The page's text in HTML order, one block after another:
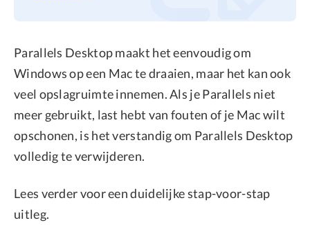
Parallels Desktop maakt het eenvoudig om
Windows op een Mac te draaien, maar het kan ook
veel opslagruimte innemen. Als je Parallels niet
meer gebruikt, last hebt van fouten of je Mac wilt
opschonen, is het verstandig om Parallels Desktop
volledig te verwijderen.
Lees verder voor een duidelijke stap-voor-stap
uitleg.